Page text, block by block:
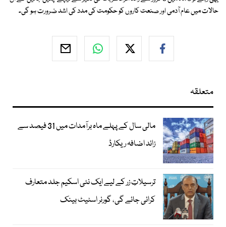
حالات میں عام آدمی اور صنعت کاروں کو حکومت کی مدد کی اشد ضرورت ہو گی۔
متعلقہ
مالی سال کے پہلے ماہ برآمدات میں 31 فیصد سے
زائد اضافہ ریکارڈ
ترسیلاتِ زر کے لیے ایک نئی اسکیم جلد متعارف
کرائی جائے گی، گورنر اسٹیٹ بینک